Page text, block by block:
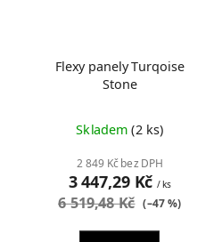
Flexy panely Turqoise
Stone
Skladem(2 ks)
2 849 Kč bez DPH
3 447,29 Kč / ks
6 519,48 Kč (–47 %)